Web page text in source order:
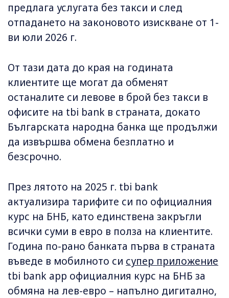
предлага услугата без такси и след
отпадането на законовото изискване от 1-
ви юли 2026 г.
От тази дата до края на годината
клиентите ще могат да обменят
останалите си левове в брой без такси в
офисите на tbi bank в страната, докато
Българската народна банка ще продължи
да извършва обмена безплатно и
безсрочно.
През лятото на 2025 г. tbi bank
актуализира тарифите си по официалния
курс на БНБ, като единствена закръгли
всички суми в евро в полза на клиентите.
Година по-рано банката първа в страната
въведе в мобилното си супер приложение
tbi bank app официалния курс на БНБ за
обмяна на лев-евро – напълно дигитално,